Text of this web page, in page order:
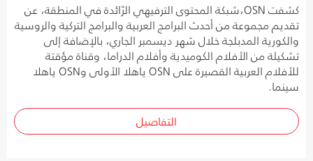
كشفت OSN،شبكة المحتوى الترفيهي الرّائدة في المنطقة، عن
تقديم مجموعة من أحدث البرامج العربية والبرامج التركية والروسية
والكورية المدبلجة خلال شهر ديسمبر الجاري، بالإضافة إلى
تشكيلة من الأفلام الكوميدية وأفلام الدراما، وقناة مؤقتة
للأفلام العربية القصيرة على OSN ياهلا الأولى وOSN ياهلا
سينما.
التفاصيل